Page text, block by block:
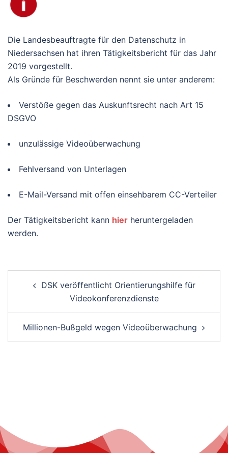
Die Landesbeauftragte für den Datenschutz in
Niedersachsen hat ihren Tätigkeitsbericht für das Jahr
2019 vorgestellt.
Als Gründe für Beschwerden nennt sie unter anderem:
Verstöße gegen das Auskunftsrecht nach Art 15
DSGVO
unzulässige Videoüberwachung
Fehlversand von Unterlagen
E-Mail-Versand mit offen einsehbarem CC-Verteiler
Der Tätigkeitsbericht kann hier heruntergeladen
werden.
navigationDSK veröffentlicht Orientierungshilfe für
Videokonferenzdienste
Millionen-Bußgeld wegen Videoüberwachung